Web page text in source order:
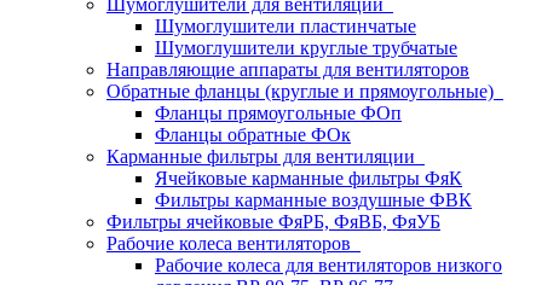
Шумоглушители для вентиляции
Шумоглушители пластинчатые
Шумоглушители круглые трубчатые
Направляющие аппараты для вентиляторов
Обратные фланцы (круглые и прямоугольные)
Фланцы прямоугольные ФОп
Фланцы обратные ФОк
Карманные фильтры для вентиляции
Ячейковые карманные фильтры ФяК
Фильтры карманные воздушные ФВК
Фильтры ячейковые ФяРБ, ФяВБ, ФяУБ
Рабочие колеса вентиляторов
Рабочие колеса для вентиляторов низкого